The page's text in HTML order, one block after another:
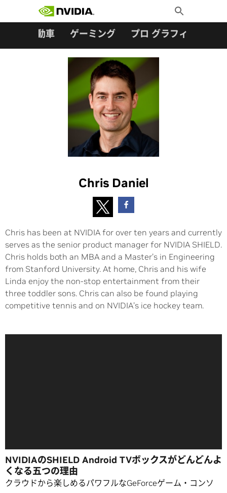
Toggle
Search
自動車 ゲーミング プロ グラフィックス
Chris Daniel
Chris has been at NVIDIA for over ten years and currently
serves as the senior product manager for NVIDIA SHIELD.
Chris holds both an MBA and a Master’s in Engineering
from Stanford University. At home, Chris and his wife
Linda enjoy the non-stop entertainment from their
three toddler sons. Chris can also be found playing
competitive tennis and on NVIDIA’s ice hockey team.
NVIDIAのSHIELD Android TVボックスがどんどんよ
くなる五つの理由
クラウドから楽しめるパワフルなGeForceゲーム・コンソ